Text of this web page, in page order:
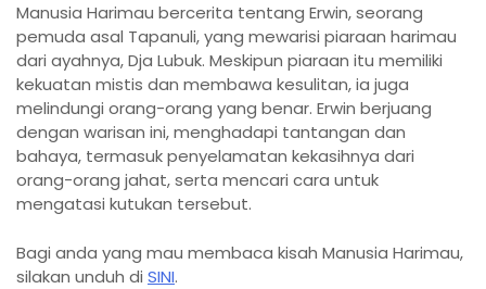
Manusia Harimau bercerita tentang Erwin, seorang
pemuda asal Tapanuli, yang mewarisi piaraan harimau
dari ayahnya, Dja Lubuk. Meskipun piaraan itu memiliki
kekuatan mistis dan membawa kesulitan, ia juga
melindungi orang-orang yang benar. Erwin berjuang
dengan warisan ini, menghadapi tantangan dan
bahaya, termasuk penyelamatan kekasihnya dari
orang-orang jahat, serta mencari cara untuk
mengatasi kutukan tersebut.
Bagi anda yang mau membaca kisah Manusia Harimau,
silakan unduh di SINI.